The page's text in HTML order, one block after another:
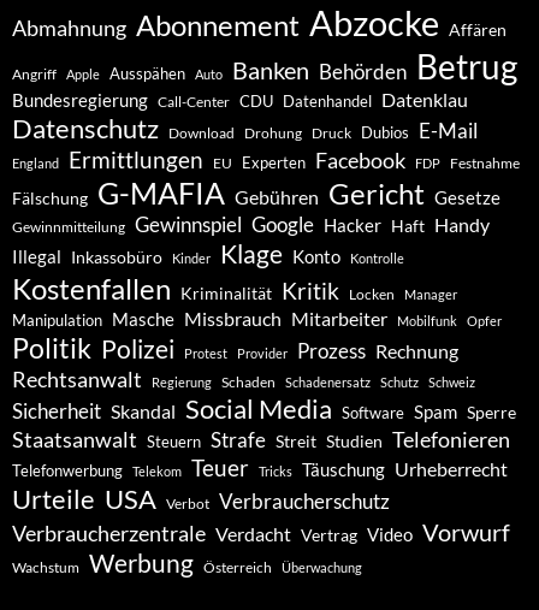
Abmahnung Abonnement Abzocke Affären
Angriff Apple Ausspähen Auto Banken Behörden Betrug
Bundesregierung Call-Center CDU Datenhandel Datenklau
Datenschutz Download Drohung Druck Dubios E-Mail
England Ermittlungen EU Experten Facebook FDP Festnahme
Fälschung G-MAFIA Gebühren Gericht Gesetze
Gewinnmitteilung Gewinnspiel Google Hacker Haft Handy
Illegal Inkassobüro Kinder Klage Konto Kontrolle
Kostenfallen Kriminalität Kritik Locken Manager
Manipulation Masche Missbrauch Mitarbeiter Mobilfunk Opfer
Politik Polizei Protest Provider Prozess Rechnung
Rechtsanwalt Regierung Schaden Schadenersatz Schutz Schweiz
Sicherheit Skandal Social Media Software Spam Sperre
Staatsanwalt Steuern Strafe Streit Studien Telefonieren
Telefonwerbung Telekom Teuer Tricks Täuschung Urheberrecht
Urteile USA Verbot Verbraucherschutz
Verbraucherzentrale Verdacht Vertrag Video Vorwurf
Wachstum Werbung Österreich Überwachung